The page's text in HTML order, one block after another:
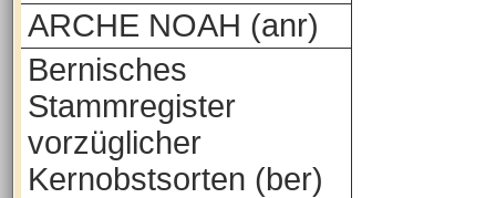
ARCHE NOAH (anr)
Bernisches
Stammregister
vorzüglicher
Kernobstsorten (ber)